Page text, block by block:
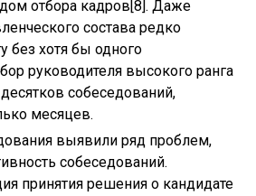
отбора кадров[8]. Даже
состава редко
без хотя бы одного
руководителя высокого ранга
собеседований,
месяцев.
выявили ряд проблем,
собеседований.
принятия решения о кандидате